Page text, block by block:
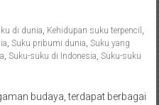
di dunia, Kehidupan suku terpencil ,
, Suku pribumi dunia, Suku yang
, Suku-suku di Indonesia, Suku-suku
budaya, terdapat berbagai